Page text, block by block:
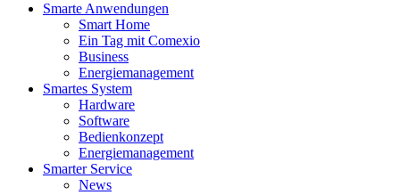
Smarte Anwendungen
Smart Home
Ein Tag mit Comexio
Business
Energiemanagement
Smartes System
Hardware
Software
Bedienkonzept
Energiemanagement
Smarter Service
News